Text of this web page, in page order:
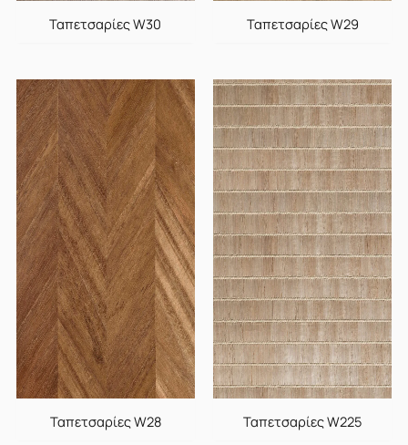
Ταπετσαρίες W30 Ταπετσαρίες W29
Ταπετσαρίες W28 Ταπετσαρίες W225